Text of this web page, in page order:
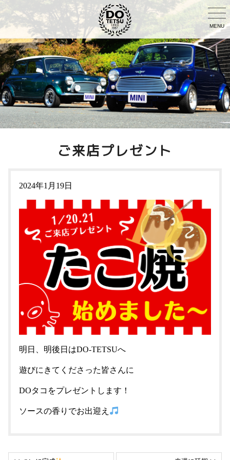
MENU
ご来店プレゼント
2024年1月19日
明日、明後日はDO-TETSUへ
遊びにきてくださった皆さんに
DOタコをプレゼントします！
ソースの香りでお出迎え